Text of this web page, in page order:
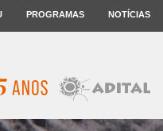
PROGRAMAS NOTÍCIAS